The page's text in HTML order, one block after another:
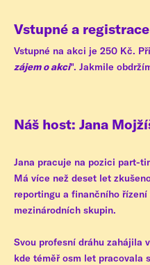
Vstupné a registrace
Vstupné na akci je 250 Kč.
zájem o akci". Jakmile
Náš host: Jana
Jana pracuje na pozici part-
Má více než deset let
reportingu a finančního
mezinárodních skupin.
Svou profesní dráhu zahájila
kde téměř osm let pracovala